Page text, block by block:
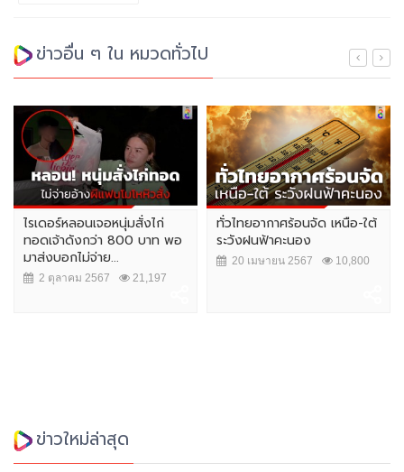
ข่าวอื่น ๆ ใน หมวดทั่วไป
ไรเดอร์หลอนเจอหนุ่มสั่งไก่
ทอดเจ้าดังกว่า 800 บาท พอ
มาส่งบอกไม่จ่าย...
2 ตุลาคม 2567 21,197
ทั่วไทยอากาศร้อนจัด เหนือ-ใต้
ระวังฝนฟ้าคะนอง
20 เมษายน 2567 10,800
ข่าวใหม่ล่าสุด